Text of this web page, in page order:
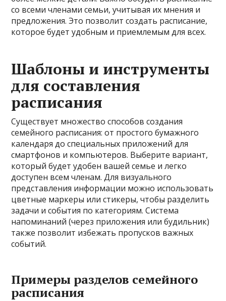
со всеми членами семьи, учитывая их мнения и
предложения. Это позволит создать расписание,
которое будет удобным и приемлемым для всех.
Шаблоны и инструменты
для составления
расписания
Существует множество способов создания
семейного расписания: от простого бумажного
календаря до специальных приложений для
смартфонов и компьютеров. Выберите вариант,
который будет удобен вашей семье и легко
доступен всем членам. Для визуального
представления информации можно использовать
цветные маркеры или стикеры, чтобы разделить
задачи и события по категориям. Система
напоминаний (через приложения или будильник)
также позволит избежать пропусков важных
событий.
Примеры разделов семейного
расписания